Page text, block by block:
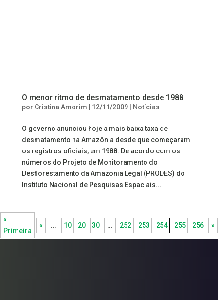
O menor ritmo de desmatamento desde 1988
por Cristina Amorim 12/11/2009| Notícias
O governo anunciou hoje a mais baixa taxa de
desmatamento na Amazônia desde que começaram
os registros oficiais, em 1988. De acordo com os
números do Projeto de Monitoramento do
Desflorestamento da Amazônia Legal (PRODES) do
Instituto Nacional de Pesquisas Espaciais...
«
Primeira
« ... 10 20 30 ... 252 253 254 255 256 »